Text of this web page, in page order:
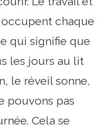
chaque
qui signifie que
les jours au lit
le réveil sonne,
pouvons pas
Cela se